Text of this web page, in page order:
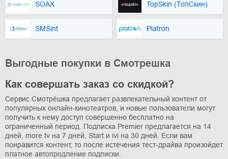
SOAX TopSkin (ТопСкин)
SMSint Platron
Выгодные покупки в Смотрешка
Как совершать заказ со скидкой?
Сервис Смотрёшка предлагает развлекательный контент от
популярных онлайн-кинотеатров, и новые пользователи могут
получить к нему доступ совершенно бесплатно на
ограниченный период. Подписка Premier предлагается на 14
дней, more.tv на 7 дней, Start и ivi на 30 дней. Если вам
понравится контент, то после истечения тест-драйва произойдет
платное автопродление подписки.